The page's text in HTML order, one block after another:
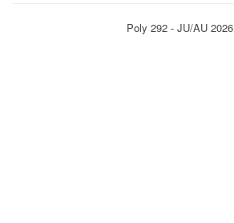
Poly 292 - JU/AU 2026